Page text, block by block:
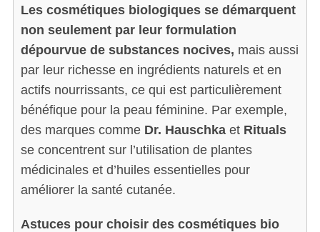
Les cosmétiques biologiques se démarquent
non seulement par leur formulation
dépourvue de substances nocives, mais aussi
par leur richesse en ingrédients naturels et en
actifs nourrissants, ce qui est particulièrement
bénéfique pour la peau féminine. Par exemple,
des marques comme Dr. Hauschkaet Rituals
se concentrent sur l’utilisation de plantes
médicinales et d’huiles essentielles pour
améliorer la santé cutanée.
Astuces pour choisir des cosmétiques bio
e
a
r
c
f
o